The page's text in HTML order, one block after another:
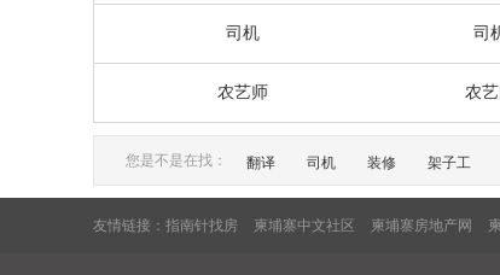
司机 司
农艺师 农
您是不是在找： 翻译 司机 装修 架子工
友情链接： 指南针找房 柬埔寨中文社区 柬埔寨房地产网